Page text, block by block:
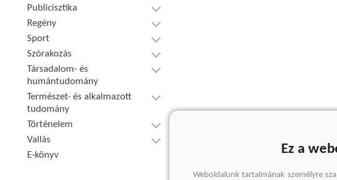
Publicisztika
Regény
Sport
Szórakozás
Társadalom- és
humántudomány
Természet- és alkalmazott
tudomány
Történelem
Vallás
E-könyv
Ez a
Weboldalunk tartalmának személyre